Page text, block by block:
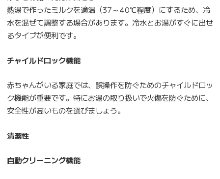
熱湯で作ったミルクを適温（37～40℃程度）にするため、冷
水を混ぜて調整する場合があります。冷水とお湯がすぐに出せ
るタイプが便利です。
チャイルドロック機能
赤ちゃんがいる家庭では、誤操作を防ぐためのチャイルドロッ
ク機能が重要です。特にお湯の取り扱いで火傷を防ぐために、
安全性が高いものを選びましょう。
清潔性
自動クリーニング機能